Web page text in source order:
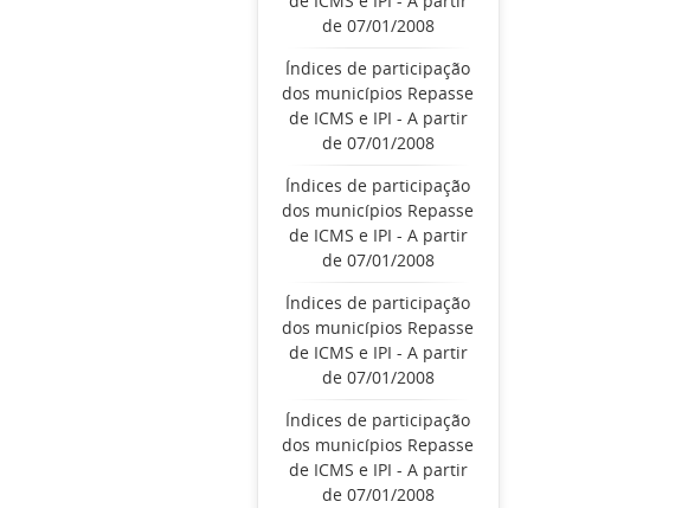
de 07/01/2008
Índices de participação
dos municípios Repasse
de ICMS e IPI - A partir
de 07/01/2008
Índices de participação
dos municípios Repasse
de ICMS e IPI - A partir
de 07/01/2008
Índices de participação
dos municípios Repasse
de ICMS e IPI - A partir
de 07/01/2008
Índices de participação
dos municípios Repasse
de ICMS e IPI - A partir
de 07/01/2008